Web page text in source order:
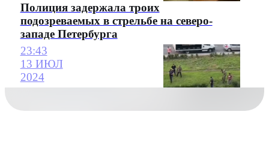
Полиция задержала троих
подозреваемых в стрельбе на северо-
западе Петербурга
23:43
13 ИЮЛ
2024